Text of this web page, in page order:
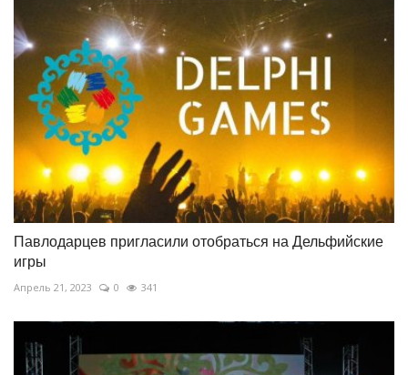
Павлодарцев пригласили отобраться на Дельфийские
игры
Апрель 21, 2023 0 341